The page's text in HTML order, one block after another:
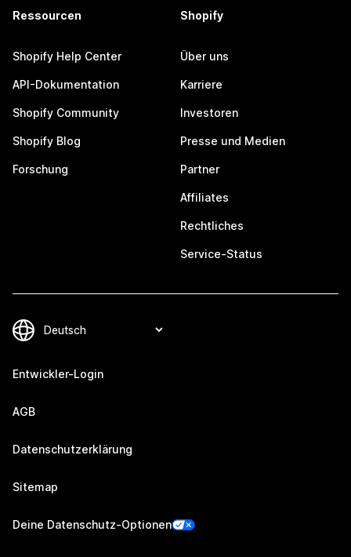
Ressourcen
Shopify Help Center
API-Dokumentation
Shopify Community
Shopify Blog
Forschung
Shopify
Über uns
Karriere
Investoren
Presse und Medien
Partner
Affiliates
Rechtliches
Service-Status
Entwickler-Login
AGB
Datenschutzerklärung
Sitemap
Deine Datenschutz-Optionen